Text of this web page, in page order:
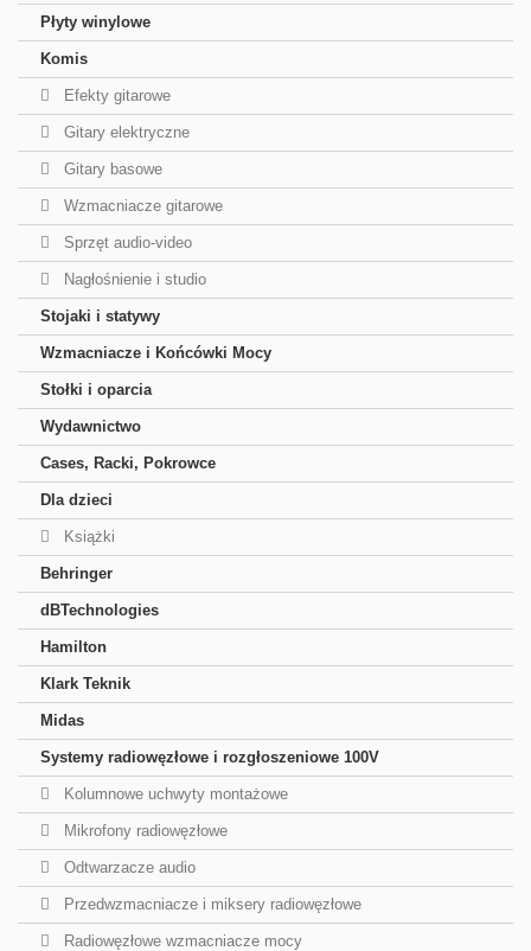
Płyty winylowe
Komis
Efekty gitarowe
Gitary elektryczne
Gitary basowe
Wzmacniacze gitarowe
Sprzęt audio-video
Nagłośnienie i studio
Stojaki i statywy
Wzmacniacze i Końcówki Mocy
Stołki i oparcia
Wydawnictwo
Cases, Racki, Pokrowce
Dla dzieci
Książki
Behringer
dBTechnologies
Hamilton
Klark Teknik
Midas
Systemy radiowęzłowe i rozgłoszeniowe 100V
Kolumnowe uchwyty montażowe
Mikrofony radiowęzłowe
Odtwarzacze audio
Przedwzmacniacze i miksery radiowęzłowe
Radiowęzłowe wzmacniacze mocy